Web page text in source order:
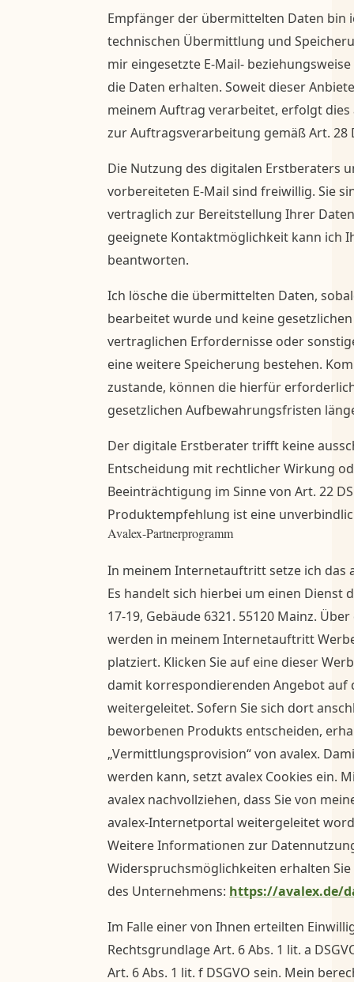
Empfänger der übermittelten Daten bin
technischen Übermittlung und
mir eingesetzte E-Mail-
die Daten erhalten. Soweit dieser
meinem Auftrag verarbeitet, erfolgt
zur Auftragsverarbeitung gemäß Art. 28
Die Nutzung des digitalen Erstberaters
vorbereiteten E-Mail sind freiwillig. Sie
vertraglich zur Bereitstellung Ihrer
geeignete Kontaktmöglichkeit kann ich
beantworten.
Ich lösche die übermittelten Daten,
bearbeitet wurde und keine
vertraglichen Erfordernisse oder
eine weitere Speicherung bestehen.
zustande, können die hierfür
gesetzlichen Aufbewahrungsfristen
Der digitale Erstberater trifft keine
Entscheidung mit rechtlicher Wirkung
Beeinträchtigung im Sinne von Art. 22
Produktempfehlung ist eine
Avalex-Partnerprogramm
In meinem Internetauftritt setze ich das
Es handelt sich hierbei um einen Dienst
17-19, Gebäude 6321. 55120 Mainz.
werden in meinem Internetauftritt
platziert. Klicken Sie auf eine dieser
damit korrespondierenden Angebot auf
weitergeleitet. Sofern Sie sich dort
beworbenen Produkts entscheiden,
„Vermittlungsprovision“ von avalex.
werden kann, setzt avalex Cookies ein.
avalex nachvollziehen, dass Sie von
avalex-Internetportal weitergeleitet
Weitere Informationen zur
Widerspruchsmöglichkeiten erhalten
des Unternehmens: https://avalex.de/
Im Falle einer von Ihnen erteilten
Rechtsgrundlage Art. 6 Abs. 1 lit. a
Art. 6 Abs. 1 lit. f DSGVO sein. Mein